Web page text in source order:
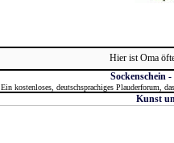
Hier ist Oma
Sockenschein
Ein kostenloses, deutschsprachiges Plauderforum,
Kunst